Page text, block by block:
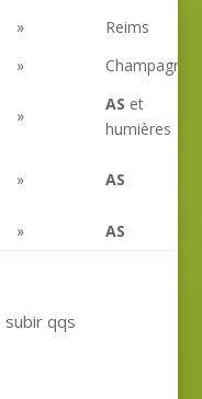
»
Reims
» Champagne
»
AS et
humières
» AS
» AS
subir qqs